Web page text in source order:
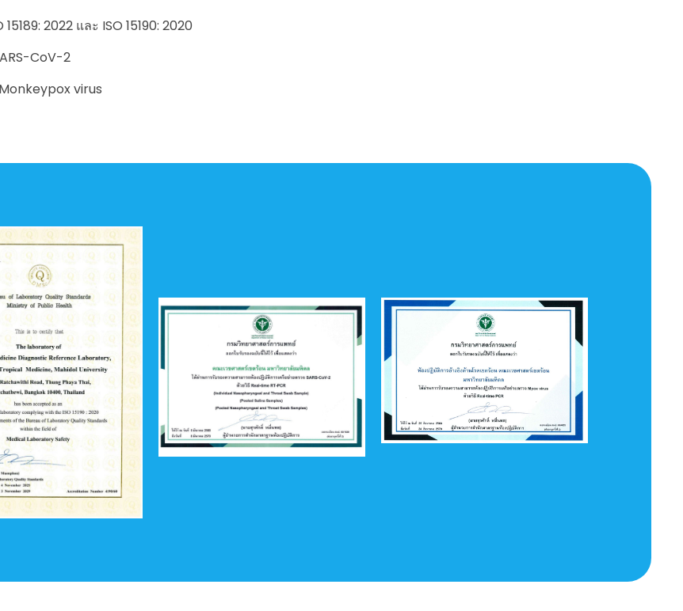
2022 และ ISO 15190: 2020
CoV-2
virus